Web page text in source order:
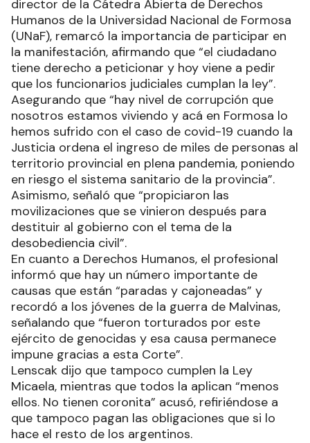
director de la Cátedra Abierta de Derechos
Humanos de la Universidad Nacional de Formosa
(UNaF), remarcó la importancia de participar en
la manifestación, afirmando que “el ciudadano
tiene derecho a peticionar y hoy viene a pedir
que los funcionarios judiciales cumplan la ley”.
Asegurando que “hay nivel de corrupción que
nosotros estamos viviendo y acá en Formosa lo
hemos sufrido con el caso de covid-19 cuando la
Justicia ordena el ingreso de miles de personas al
territorio provincial en plena pandemia, poniendo
en riesgo el sistema sanitario de la provincia”.
Asimismo, señaló que “propiciaron las
movilizaciones que se vinieron después para
destituir al gobierno con el tema de la
desobediencia civil”.
En cuanto a Derechos Humanos, el profesional
informó que hay un número importante de
causas que están “paradas y cajoneadas” y
recordó a los jóvenes de la guerra de Malvinas,
señalando que “fueron torturados por este
ejército de genocidas y esa causa permanece
impune gracias a esta Corte”.
Lenscak dijo que tampoco cumplen la Ley
Micaela, mientras que todos la aplican “menos
ellos. No tienen coronita” acusó, refiriéndose a
que tampoco pagan las obligaciones que si lo
hace el resto de los argentinos.